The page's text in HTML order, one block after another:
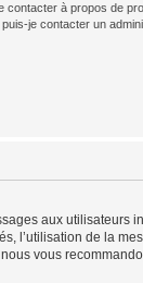
contacter à propos de
je contacter un
aux
l’utilisation de la
vous